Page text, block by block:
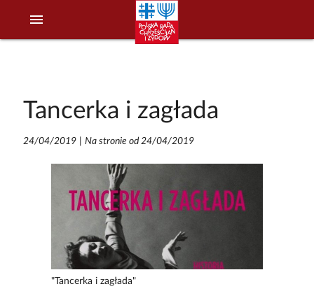
menu
Tancerka i zagłada
24/04/2019| Na stronie od 24/04/2019
"Tancerka i zagłada"